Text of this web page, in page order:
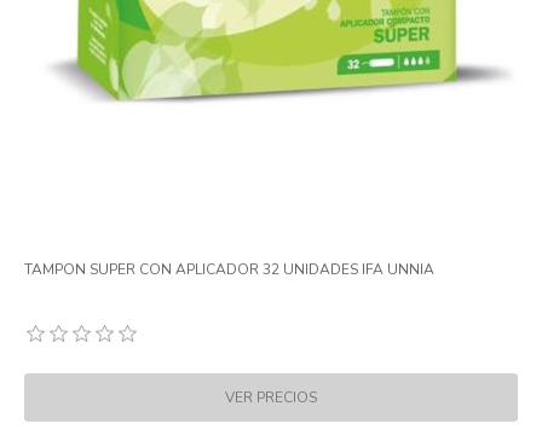
TAMPON SUPER CON APLICADOR 32 UNIDADES IFA UNNIA